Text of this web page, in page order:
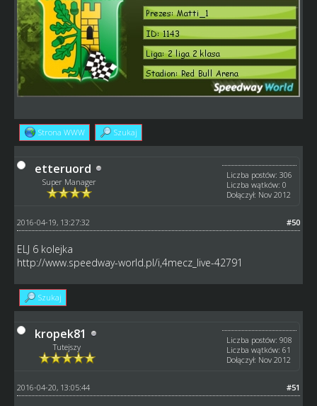
Strona WWW Szukaj
etteruord
Super Manager
Liczba postów: 306
Liczba wątków: 0
Dołączył: Nov 2012
#50
2016-04-19, 13:27:32
ELJ 6 kolejka
http://www.speedway-world.pl/i,4mecz_live-42791
Szukaj
kropek81
Tutejszy
Liczba postów: 908
Liczba wątków: 61
Dołączył: Nov 2012
#51
2016-04-20, 13:05:44